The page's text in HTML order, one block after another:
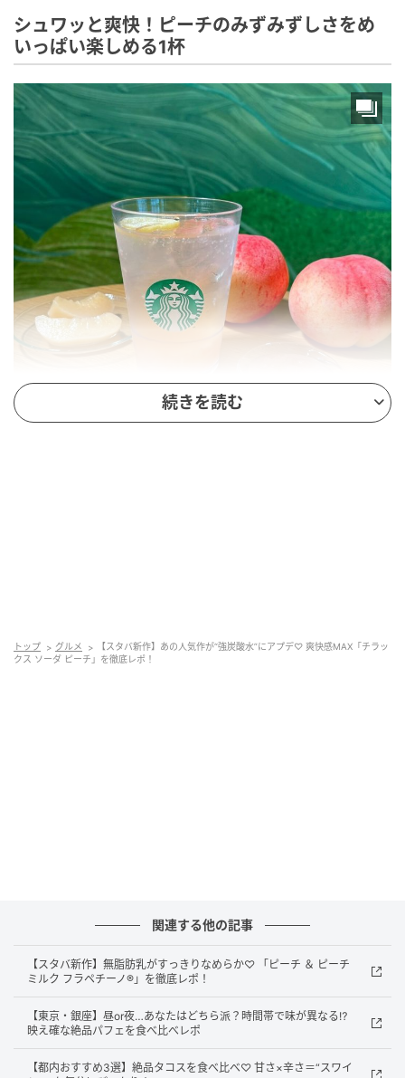
シュワッと爽快！ピーチのみずみずしさをめ
いっぱい楽しめる1杯
ルのグリーンシトラスフレーバーシロップを合わせた
杯♡ 華やかな香りと心地よい炭酸に包まれて、チルで
リラックスなひと時が過ごせそうな予感です。
ひと息つきたい夏のシーンに◎！構成要素をチ
ェック
続きを読む
トップ グルメ
【スタバ新作】あの人気作が“強炭酸水”にアプデ♡ 爽快感MAX「チラッ
クス ソーダ ピーチ」を徹底レポ！
関連する他の記事
【スタバ新作】無脂肪乳がすっきりなめらか♡ 「ピーチ ＆ ピーチ
ミルク フラペチーノ®」を徹底レポ！
【東京・銀座】昼or夜…あなたはどちら派？時間帯で味が異なる⁉
映え確な絶品パフェを食べ比べレポ
【都内おすすめ3選】絶品タコスを食べ比べ♡ 甘さ×辛さ＝“スワイ